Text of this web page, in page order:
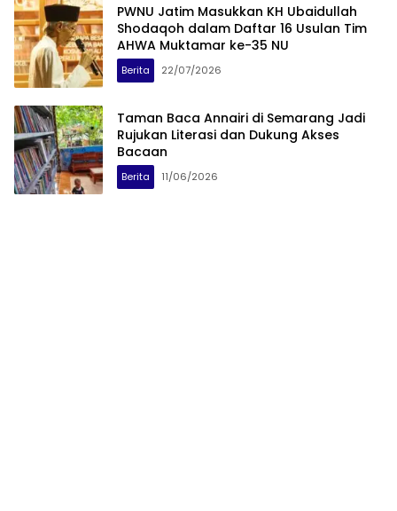
PWNU Jatim Masukkan KH Ubaidullah
Shodaqoh dalam Daftar 16 Usulan Tim
AHWA Muktamar ke-35 NU
Berita 22/07/2026
Taman Baca Annairi di Semarang Jadi
Rujukan Literasi dan Dukung Akses
Bacaan
Berita 11/06/2026